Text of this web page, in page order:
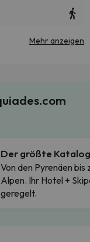
Mehr anzeigen
Der größte Katalog
Von den Pyrenäen bis
Alpen. Ihr Hotel +
geregelt.